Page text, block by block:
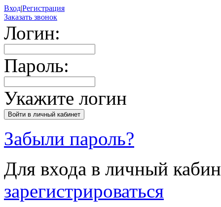
Вход|Регистрация
Заказать звонок
Логин:
Пароль:
Укажите логин
Забыли пароль?
Для входа в личный
зарегистрироваться